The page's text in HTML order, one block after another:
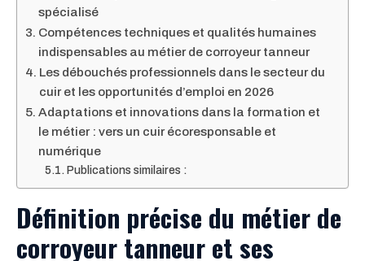
spécialisé
Compétences techniques et qualités humaines
indispensables au métier de corroyeur tanneur
Les débouchés professionnels dans le secteur du
cuir et les opportunités d’emploi en 2026
Adaptations et innovations dans la formation et
le métier : vers un cuir écoresponsable et
numérique
Publications similaires :
Définition précise du métier de
corroyeur tanneur et ses